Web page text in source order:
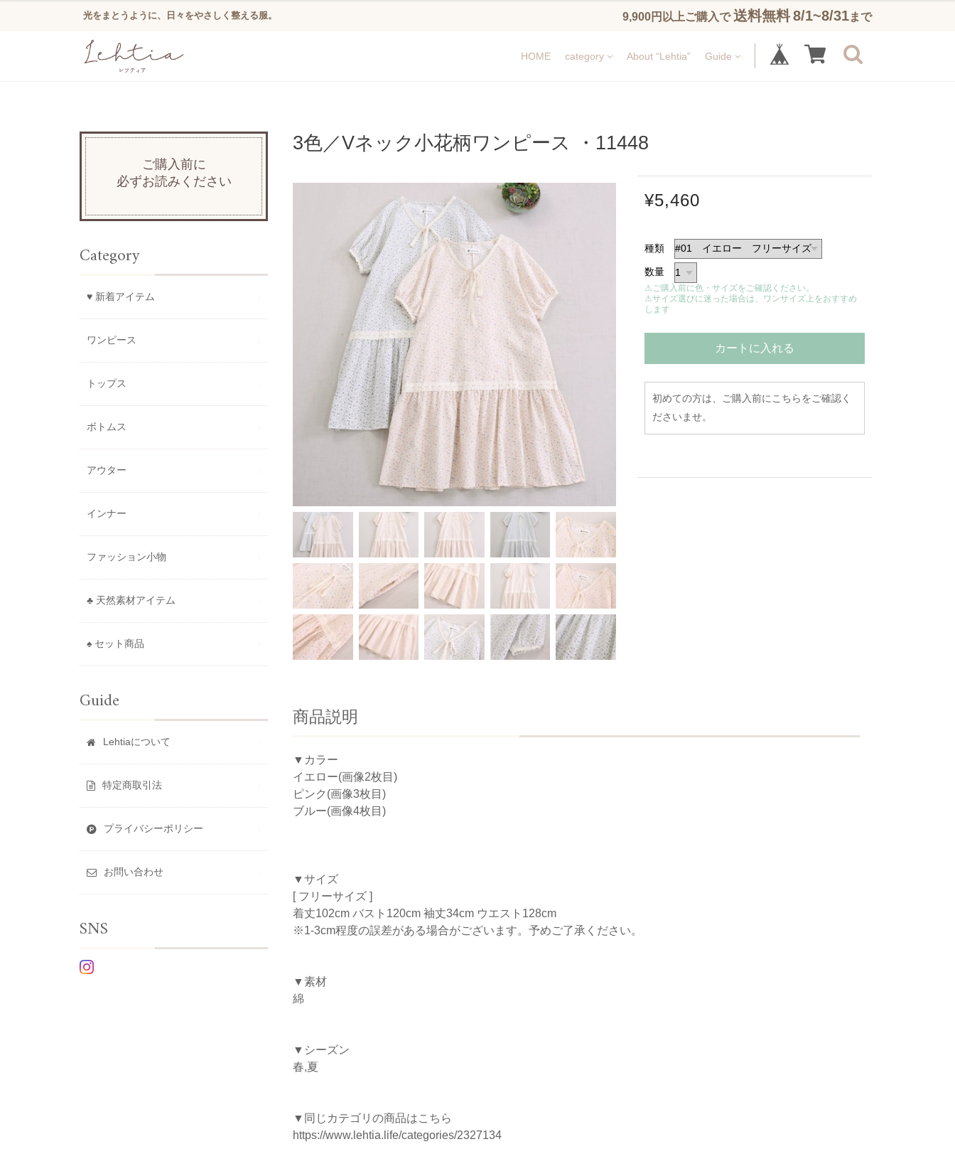
光をまとうように、日々をやさしく整える服。 9,900円以上ご購入で 送料無料8/1~8/31まで
HOME category About “Lehtia” Guide
3色／Vネック小花柄ワンピース ・11448
¥5,460
種類
数量
⚠ご購入前に色・サイズをご確認ください。
⚠サイズ選びに迷った場合は、ワンサイズ上をおすすめ
します
カートに入れる
初めての方は、ご購入前にこちらをご確認く
ださいませ。
商品説明
▼カラー
イエロー(画像2枚目)
ピンク(画像3枚目)
ブルー(画像4枚目)
▼サイズ
[ フリーサイズ ]
着丈102cm バスト120cm 袖丈34cm ウエスト128cm
※1-3cm程度の誤差がある場合がございます。予めご了承ください。
▼素材
綿
▼シーズン
春,夏
▼同じカテゴリの商品はこちら
https://www.lehtia.life/categories/2327134
ご購入前に
必ずお読みください
Category
♥ 新着アイテム
ワンピース
トップス
ボトムス
アウター
インナー
ファッション小物
♣ 天然素材アイテム
♠ セット商品
Guide
Lehtiaについて
特定商取引法
プライバシーポリシー
お問い合わせ
SNS